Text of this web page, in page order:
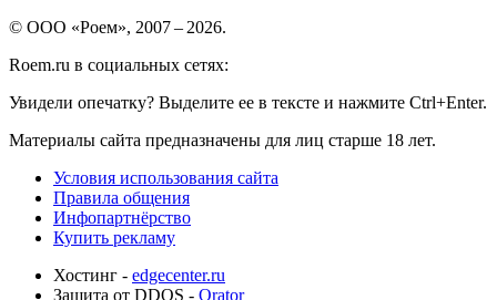
© ООО «Роем», 2007 – 2026.
Roem.ru в социальных сетях:
Увидели опечатку? Выделите ее в тексте и нажмите Ctrl+Enter.
Материалы сайта предназначены для лиц старше 18 лет.
Условия использования сайта
Правила общения
Инфопартнёрство
Купить рекламу
Хостинг - edgecenter.ru
Защита от DDOS - Qrator